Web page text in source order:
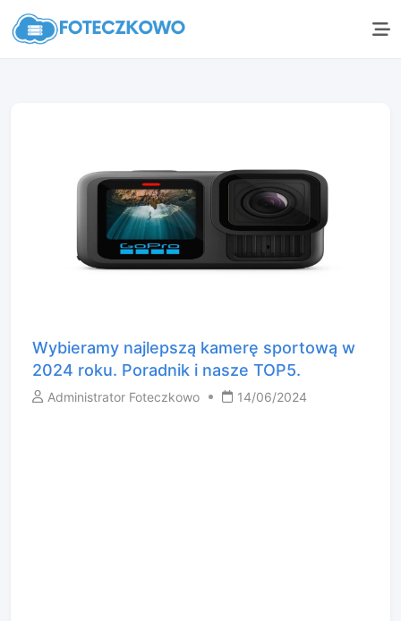
Wybieramy najlepszą kamerę sportową w
2024 roku. Poradnik i nasze TOP5.
Administrator Foteczkowo 14/06/2024